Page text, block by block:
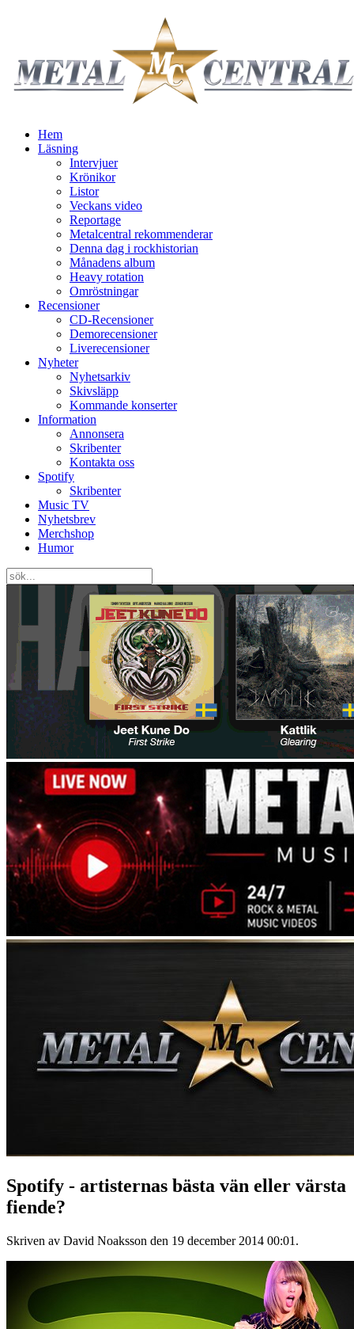
Hem
Läsning
Intervjuer
Krönikor
Listor
Veckans video
Reportage
Metalcentral rekommenderar
Denna dag i rockhistorian
Månadens album
Heavy rotation
Omröstningar
Recensioner
CD-Recensioner
Demorecensioner
Liverecensioner
Nyheter
Nyhetsarkiv
Skivsläpp
Kommande konserter
Information
Annonsera
Skribenter
Kontakta oss
Spotify
Skribenter
Music TV
Nyhetsbrev
Merchshop
Humor
Spotify - artisternas bästa vän eller värsta
fiende?
Skriven av David Noaksson den 19 december 2014 00:01 .